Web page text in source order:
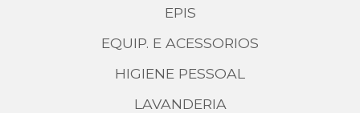
EPIS
EQUIP. E ACESSORIOS
HIGIENE PESSOAL
LAVANDERIA